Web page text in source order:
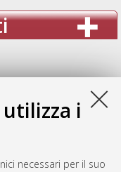
i
necessari per il suo